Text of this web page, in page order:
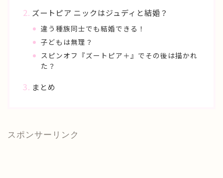
ズートピア ニックはジュディと結婚？
違う種族同士でも結婚できる！
子どもは無理？
スピンオフ『ズートピア＋』でその後は描かれ
た？
まとめ
スポンサーリンク